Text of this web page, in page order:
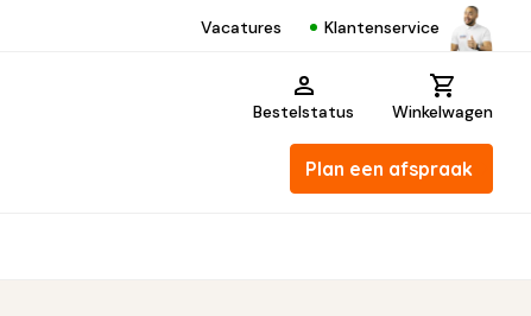
Vacatures Klantenservice
Bestelstatus Winkelwagen
Plan een afspraak